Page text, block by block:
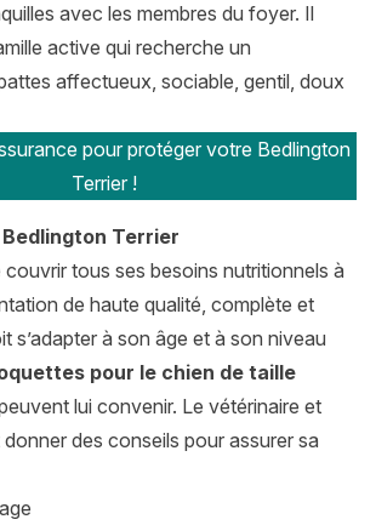
avec les membres du foyer. Il
active qui recherche un
affectueux, sociable, gentil, doux
pour protéger votre Bedlington
Terrier !
Bedlington Terrier
couvrir tous ses besoins nutritionnels à
de haute qualité, complète et
s’adapter à son âge et à son niveau
pour le chien de taille
lui convenir. Le vétérinaire et
donner des conseils pour assurer sa